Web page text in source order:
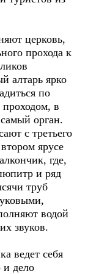
церковь,
прохода к
алтарь ярко
по
проходом, в
орган.
с третьего
ярусе
где,
и ряд
труб
водой
звуков.
ведет себя
и дело